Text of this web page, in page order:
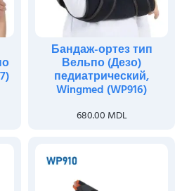
Бандаж-ортез тип
Вельпо (Дезо)
педиатрический,
Wingmed (WP916)
680.00 MDL